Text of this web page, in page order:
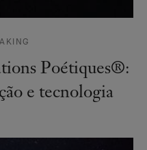
Poétiques®:
e tecnologia